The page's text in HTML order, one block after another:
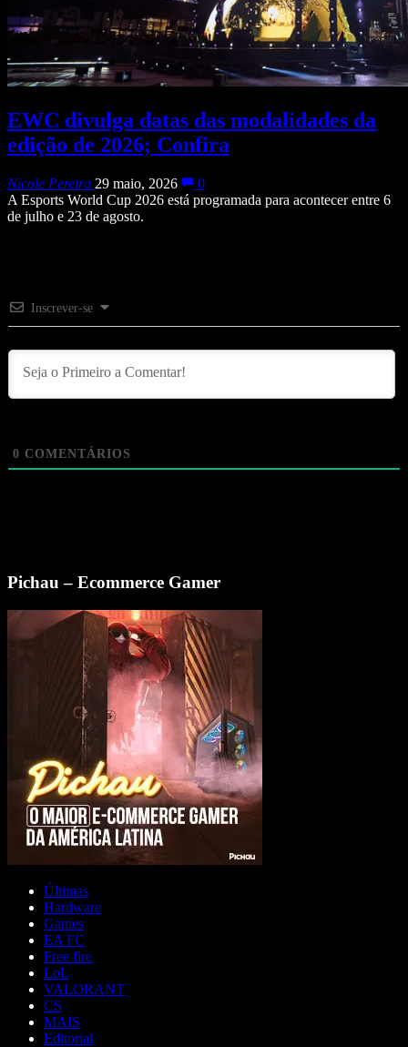
EWC divulga datas das modalidades da
edição de 2026; Confira
Nicole Pereira 29 maio, 2026
0
A Esports World Cup 2026 está programada para acontecer entre 6
de julho e 23 de agosto.
Inscrever-se
0 COMENTÁRIOS
Pichau – Ecommerce Gamer
Últimas
Hardware
Games
EA FC
Free fire
LoL
VALORANT
CS
MAIS
Editorial